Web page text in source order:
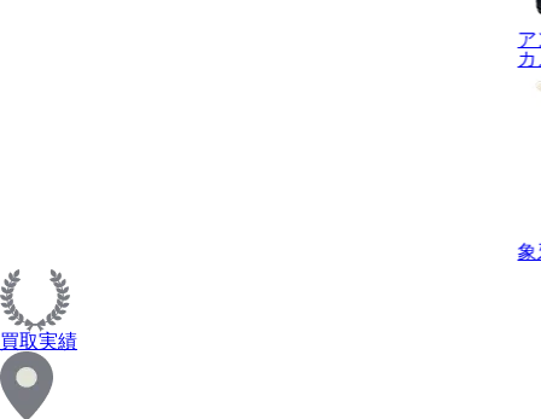
ア
象
買取実績